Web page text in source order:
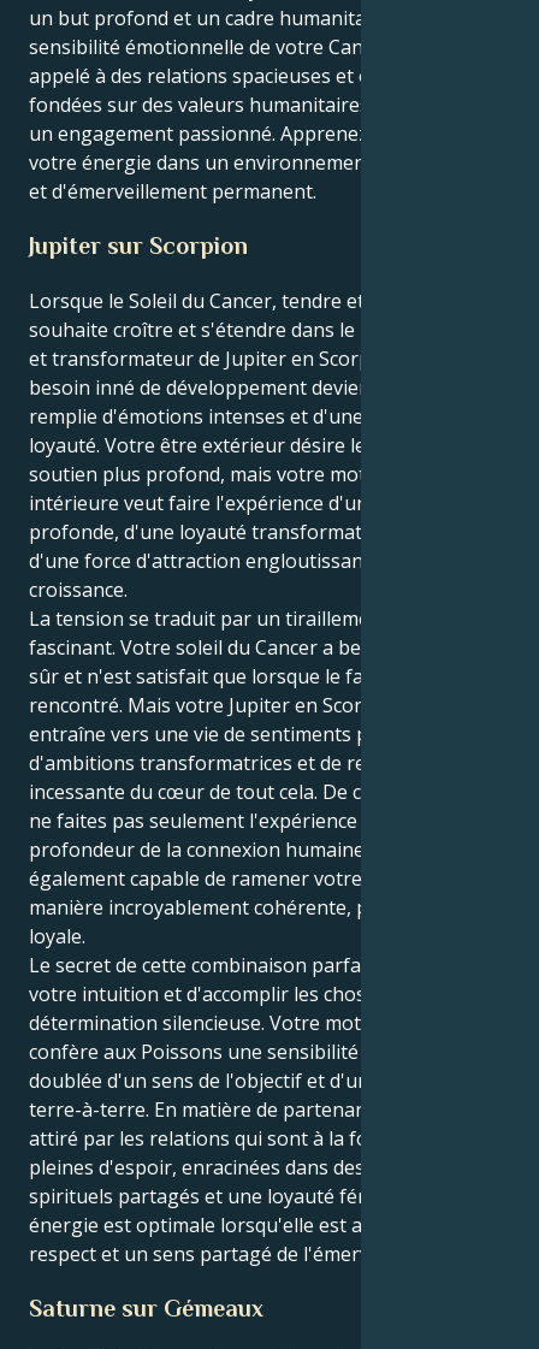
un but profond et un cadre humanitaire à la
sensibilité émotionnelle de votre Cancer. Vous êtes
appelé à des relations spacieuses et optimistes,
fondées sur des valeurs humanitaires communes et
un engagement passionné. Apprenez à préserver
votre énergie dans un environnement de collégialité
et d'émerveillement permanent.
Jupiter sur Scorpion
Lorsque le Soleil du Cancer, tendre et attentionné,
souhaite croître et s'étendre dans le monde profond
et transformateur de Jupiter en Scorpion, votre
besoin inné de développement devient une mer
remplie d'émotions intenses et d'une incroyable
loyauté. Votre être extérieur désire le confort et un
soutien plus profond, mais votre motivation
intérieure veut faire l'expérience d'une passion
profonde, d'une loyauté transformatrice, ainsi que
d'une force d'attraction engloutissante vers la
croissance.
La tension se traduit par un tiraillement charmant et
fascinant. Votre soleil du Cancer a besoin d'un nid
sûr et n'est satisfait que lorsque le familier a été
rencontré. Mais votre Jupiter en Scorpion vous
entraîne vers une vie de sentiments profonds,
d'ambitions transformatrices et de recherche
incessante du cœur de tout cela. De cette façon, vous
ne faites pas seulement l'expérience de la
profondeur de la connexion humaine, mais vous êtes
également capable de ramener votre énergie d'une
manière incroyablement cohérente, protectrice et
loyale.
Le secret de cette combinaison parfaite est de suivre
votre intuition et d'accomplir les choses avec une
détermination silencieuse. Votre moteur Scorpion
confère aux Poissons une sensibilité émotionnelle,
doublée d'un sens de l'objectif et d'un caractère
terre-à-terre. En matière de partenariat, vous êtes
attiré par les relations qui sont à la fois expansives et
pleines d'espoir, enracinées dans des idéaux
spirituels partagés et une loyauté féroce. Votre
énergie est optimale lorsqu'elle est alimentée par le
respect et un sens partagé de l'émerveillement.
Saturne sur Gémeaux